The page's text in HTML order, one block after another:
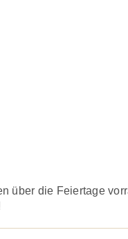
über die Feiertage